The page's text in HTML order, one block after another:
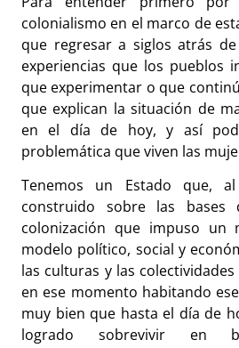
colonialismo en el marco de
que regresar a siglos atrás
experiencias que los pueblos
que experimentar o que
que explican la situación de
en el día de hoy, y así
problemática que viven las
Tenemos un Estado que,
construido sobre las
colonización que impuso un
modelo político, social y
las culturas y las
en ese momento habitando
muy bien que hasta el día de
logrado sobrevivir en